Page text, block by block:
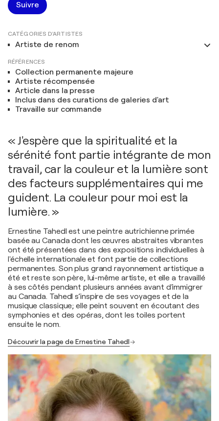
Suivre
CATÉGORIES D'ARTISTES
Artiste de renom
RÉFÉRENCES
Collection permanente majeure
Artiste récompensée
Article dans la presse
Inclus dans des curations de galeries d'art
Travaille sur commande
« J'espère que la spiritualité et la
sérénité font partie intégrante de mon
travail, car la couleur et la lumière sont
des facteurs supplémentaires qui me
guident. La couleur pour moi est la
lumière. »
Ernestine Tahedl est une peintre autrichienne primée
basée au Canada dont les œuvres abstraites vibrantes
ont été présentées dans des expositions individuelles à
l'échelle internationale et font partie de collections
permanentes. Son plus grand rayonnement artistique a
été et reste son père, lui-même artiste, et elle a travaillé
à ses côtés pendant plusieurs années avant d'immigrer
au Canada. Tahedl s’inspire de ses voyages et de la
musique classique; elle peint souvent en écoutant des
symphonies et des opéras, dont les toiles portent
ensuite le nom.
Découvrir la page de Ernestine Tahedl